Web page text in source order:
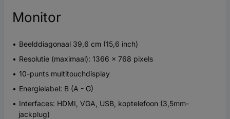
Monitor
Beelddiagonaal 39,6 cm (15,6 inch)
Resolutie (maximaal): 1366 x 768 pixels
10-punts multitouchdisplay
Energielabel: B (A - G)
Interfaces: HDMI, VGA, USB, koptelefoon (3,5mm-
jackplug)